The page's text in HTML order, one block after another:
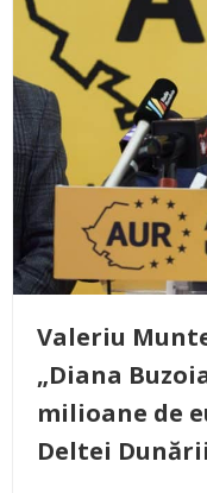
Valeriu
„Diana
milioane de
Deltei